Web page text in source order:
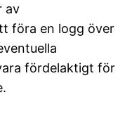
av
föra en logg över
fördelaktigt för